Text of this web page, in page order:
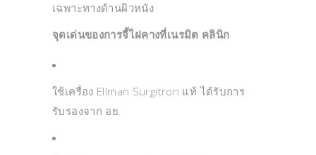
เฉพาะทางด้านผิวหนัง
จุดเด่นของการจี้ไฝคางที่เนรมิต คลินิก
ใช้เครื่อง Ellman Surgitron แท้ ได้รับการ
รับรองจาก อย.